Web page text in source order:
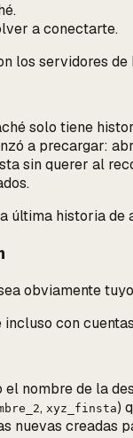
a conectarte.
los servidores
solo tiene
a precargar:
sin querer al
historia de
obviamente
con
el nombre de la
, xyz_finsta)
nuevas